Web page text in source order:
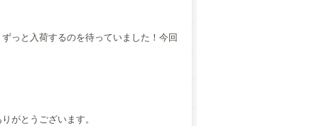
っと入荷するのを待っていました！今回
がとうございます。